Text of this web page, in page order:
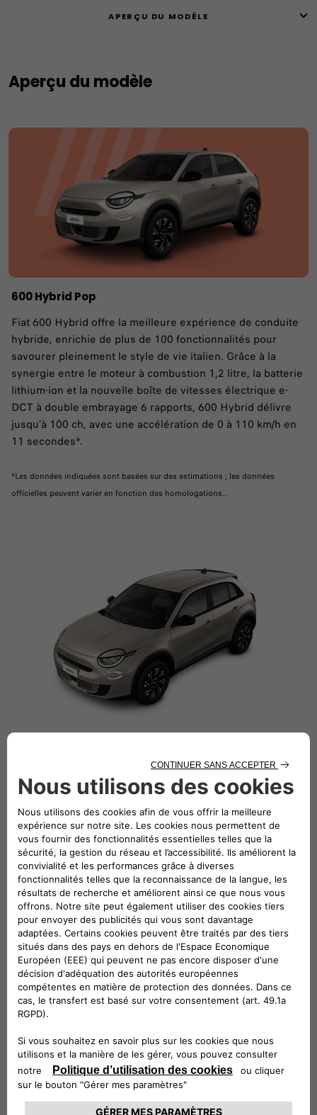
APERÇU DU MODÈLE
Aperçu du modèle
600 Hybrid Pop
Fiat 600 Hybrid offre la meilleure expérience de conduite
hybride, enrichie de plus de 100 fonctionnalités pour
savourer pleinement le style de vie italien. Grâce à la
synergie entre le moteur à combustion 1,2 litre, la batterie
lithium-ion et la nouvelle boîte de vitesses électrique e-
DCT à double embrayage 6 rapports, 600 Hybrid délivre
jusqu’à 100 ch, avec une accélération de 0 à 110 km/h en
11 secondes*.
*Les données indiquées sont basées sur des estimations ; les données
officielles peuvent varier en fonction des homologations..
Équipements principaux de série
Solides, épurées et adaptées à la ville.
Projecteurs full LED 'Infinity' - Lumineux,
performants et pleins de caractère.
Coques de rétroviseurs extérieurs noires -
Élégantes et prêtent à s'adapter.
Combiné d'instrumentation numérique 7'' - Toutes
vos informations, claires et précises.
Système Uconnect 10,25’’ - Technologie et
connectivité avec un grand écran tactile.
Sellerie bicolore en tissu ''Jacquard' - Des sièges
confortables pour aborder chaque trajet.
Radars de stationnement arrière - Faites vos
manoeuvres de stationnement en toute confiance.
CONFIGUREZ ET ACHETEZ​